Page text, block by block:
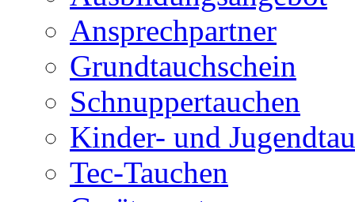
Ansprechpartner
Grundtauchschein
Schnuppertauchen
Kinder- und
Tec-Tauchen